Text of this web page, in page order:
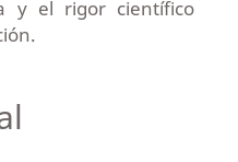
y el rigor científico